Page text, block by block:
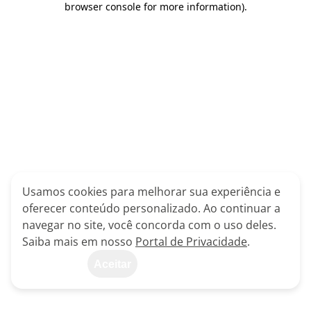
browser console for more information).
Usamos cookies para melhorar sua experiência e
oferecer conteúdo personalizado. Ao continuar a
navegar no site, você concorda com o uso deles.
Saiba mais em nosso Portal de Privacidade.